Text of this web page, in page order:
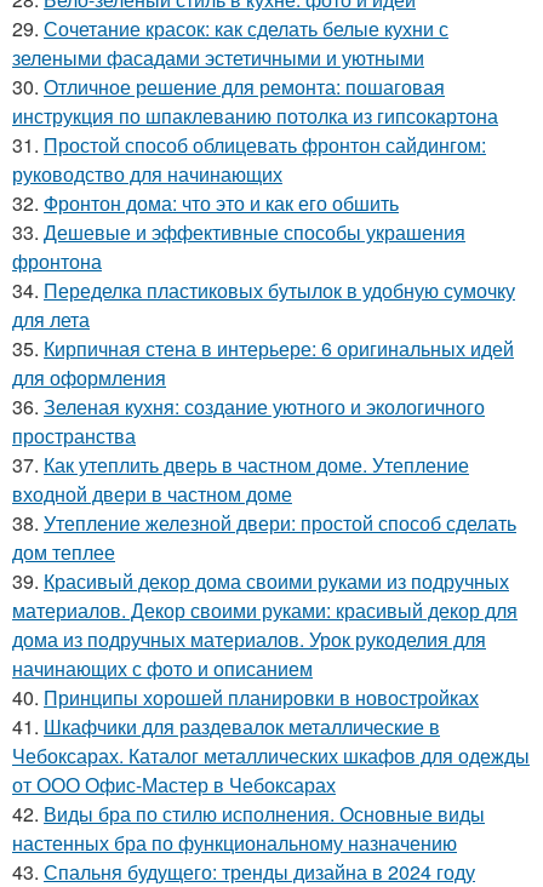
29. Сочетание красок: как сделать белые кухни с
зелеными фасадами эстетичными и уютными
30. Отличное решение для ремонта: пошаговая
инструкция по шпаклеванию потолка из гипсокартона
31. Простой способ облицевать фронтон сайдингом:
руководство для начинающих
32. Фронтон дома: что это и как его обшить
33. Дешевые и эффективные способы украшения
фронтона
34. Переделка пластиковых бутылок в удобную сумочку
для лета
35. Кирпичная стена в интерьере: 6 оригинальных идей
для оформления
36. Зеленая кухня: создание уютного и экологичного
пространства
37. Как утеплить дверь в частном доме. Утепление
входной двери в частном доме
38. Утепление железной двери: простой способ сделать
дом теплее
39. Красивый декор дома своими руками из подручных
материалов. Декор своими руками: красивый декор для
дома из подручных материалов. Урок рукоделия для
начинающих с фото и описанием
40. Принципы хорошей планировки в новостройках
41. Шкафчики для раздевалок металлические в
Чебоксарах. Каталог металлических шкафов для одежды
от ООО Офис-Мастер в Чебоксарах
42. Виды бра по стилю исполнения. Основные виды
настенных бра по функциональному назначению
43. Спальня будущего: тренды дизайна в 2024 году